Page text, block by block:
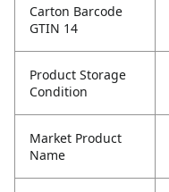
Carton Barcode
GTIN 14
Product Storage
Condition
Market Product
Name